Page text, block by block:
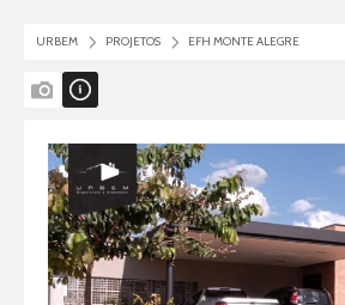
URBEM PROJETOS EFH MONTE ALEGRE
Imagens